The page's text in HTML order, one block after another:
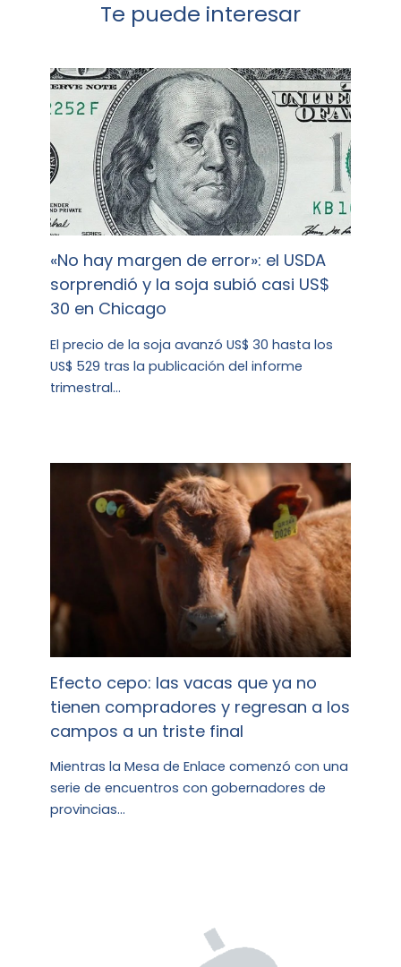
Te puede interesar
«No hay margen de error»: el USDA
sorprendió y la soja subió casi US$
30 en Chicago
El precio de la soja avanzó US$ 30 hasta los
US$ 529 tras la publicación del informe
trimestral…
Efecto cepo: las vacas que ya no
tienen compradores y regresan a los
campos a un triste final
Mientras la Mesa de Enlace comenzó con una
serie de encuentros con gobernadores de
provincias…